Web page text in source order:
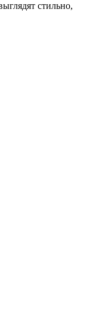
стильно,